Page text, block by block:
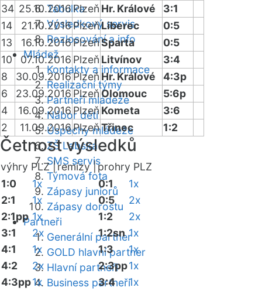
Tabulka
Výsledkový servis
Rozlosování a info
Mládež
Kontakty a informace
Realizační týmy
Partneři mládeže
Nábor dětí
Úspěchy mládeže
ZŠ Labská
SMS servis
Týmová fota
Zápasy juniorů
Zápasy dorostu
Partneři
Generální partner
GOLD hlavní partner
Hlavní partneři
Business partneři
34 25.10.2016 Plzeň Hr. Králové
3:1
14
21.10.2016PlzeňLiberec
0:5
13
16.10.2016PlzeňSparta
0:5
10
07.10.2016 Plzeň Litvínov
3:4
8
30.09.2016Plzeň Hr. Králové
4:3p
6
23.09.2016 Plzeň Olomouc
5:6p
4
16.09.2016 Plzeň Kometa
3:6
2
11.09.2016PlzeňTřinec 1:2
Četnost výsledků
výhry PLZ |remízy |prohry PLZ
1:0
1x
2:1
1x
2:1pp 1x
3:1
2x
4:1
1x
4:2
2x
4:3pp1x
0:1
1x
0:5
2x
1:2
2x
1:2sn 1x
1:3
1x
2:3pp1x
3:4
1x